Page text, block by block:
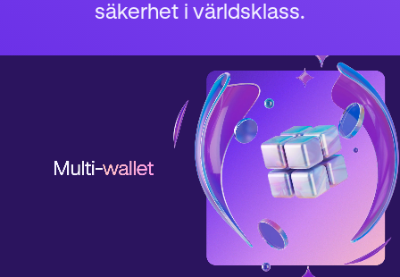
säkerhet i världsklass.